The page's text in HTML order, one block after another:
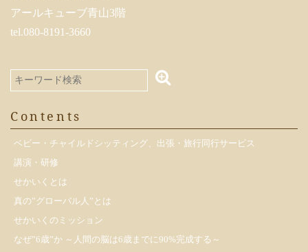
アールキューブ青山3階
tel.080-8191-3660
Contents
ベビー・チャイルドシッティング、出張・旅行同行サービス
講演・研修
せかいくとは
真の”グローバル人”とは
せかいくのミッション
なぜ”6歳”か ～人間の脳は6歳までに90%完成する～